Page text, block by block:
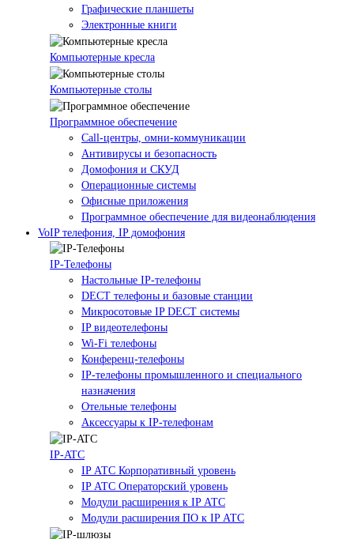
Графические планшеты
Электронные книги
Компьютерные кресла
Компьютерные столы
Программное обеспечение
Call-центры, омни-коммуникации
Антивирусы и безопасность
Домофония и СКУД
Операционные системы
Офисные приложения
Программное обеспечение для видеонаблюдения
VoIP телефония, IP домофония
IP-Телефоны
Настольные IP-телефоны
DECT телефоны и базовые станции
Микросотовые IP DECT системы
IP видеотелефоны
Wi-Fi телефоны
Конференц-телефоны
IP-телефоны промышленного и специального
назначения
Отельные телефоны
Аксессуары к IP-телефонам
IP-ATC
IP АТС Корпоративный уровень
IP АТС Операторский уровень
Модули расширения к IP АТС
Модули расширения ПО к IP АТС